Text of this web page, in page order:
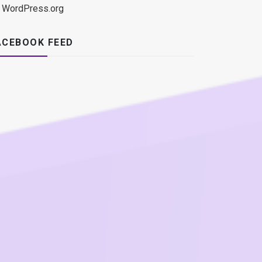
WordPress.org
FEED